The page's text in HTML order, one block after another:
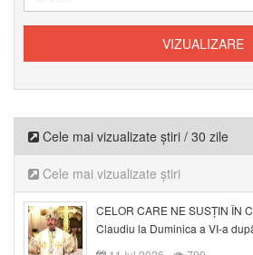
Cele mai vizualizate știri / 30 zile
Cele mai vizualizate știri
CELOR CARE NE SUSȚIN ÎN
Claudiu la Duminica a VI-a